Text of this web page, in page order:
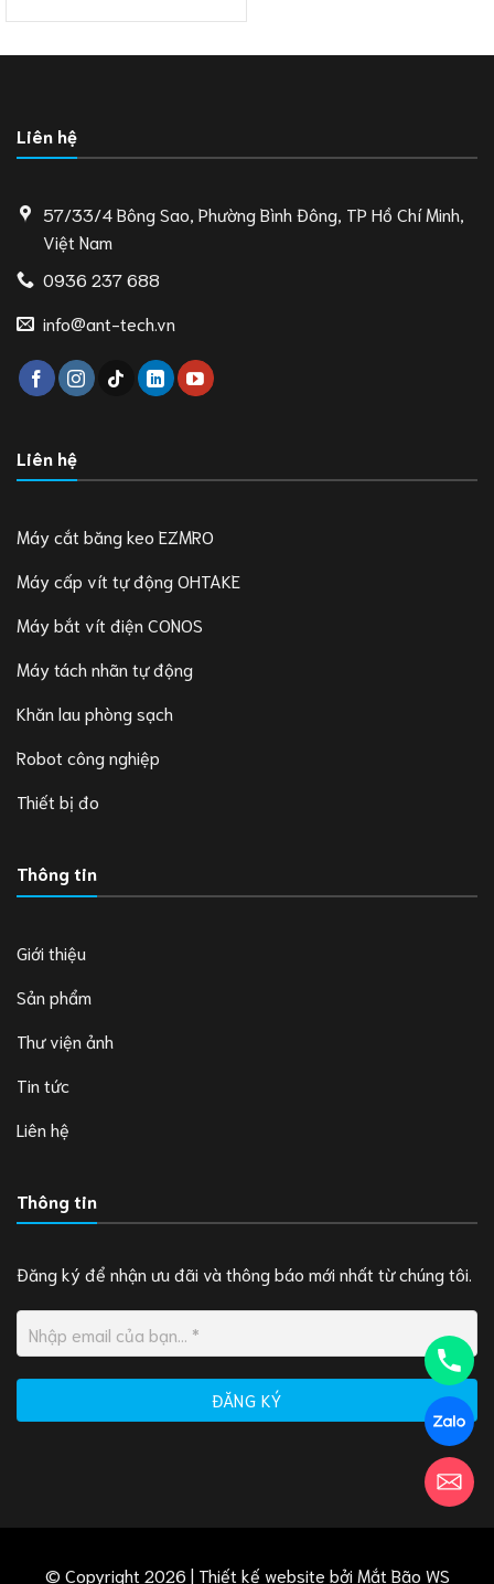
Liên hệ
57/33/4 Bông Sao, Phường Bình Đông, TP Hồ Chí Minh,
Việt Nam
0936 237 688
info@ant-tech.vn
Liên hệ
Máy cắt băng keo EZMRO
Máy cấp vít tự động OHTAKE
Máy bắt vít điện CONOS
Máy tách nhãn tự động
Khăn lau phòng sạch
Robot công nghiệp
Thiết bị đo
Thông tin
Giới thiệu
Sản phẩm
Thư viện ảnh
Tin tức
Liên hệ
Thông tin
Đăng ký để nhận ưu đãi và thông báo mới nhất từ chúng tôi.
© Copyright 2026 | Thiết kế website bởi Mắt Bão WS